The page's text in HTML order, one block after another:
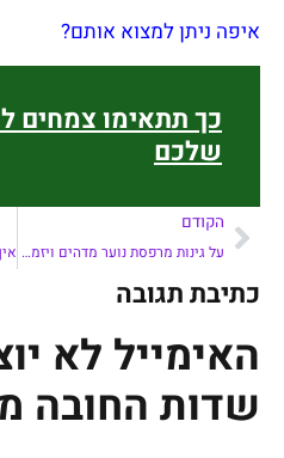
איפה ניתן למצוא אותם?
כך תתאימו צמחים
שלכם
הקודם
על גינות מרפסת נוער מדהים ויזמות –
כתיבת תגובה
האימייל לא
שדות החובה